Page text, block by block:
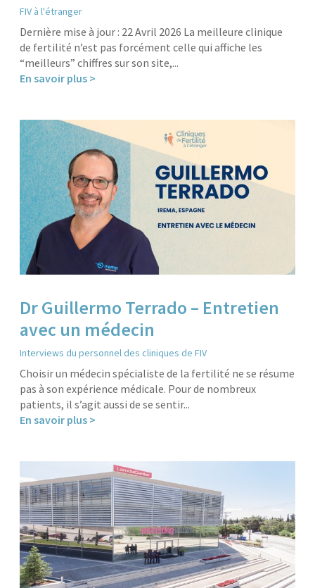
FIV à l'étranger
Dernière mise à jour : 22 Avril 2026 La meilleure clinique
de fertilité n’est pas forcément celle qui affiche les
“meilleurs” chiffres sur son site,...
En savoir plus >
Dr Guillermo Terrado – Entretien
avec un médecin
Interviews du personnel des cliniques de FIV
Choisir un médecin spécialiste de la fertilité ne se résume
pas à son expérience médicale. Pour de nombreux
patients, il s’agit aussi de se sentir...
En savoir plus >